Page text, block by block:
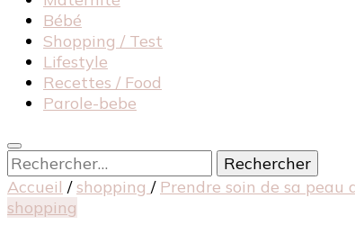
Bébé
Shopping / Test
Lifestyle
Recettes / Food
Parole-bebe
Rechercher :
Accueil / shopping / Prendre soin de sa peau
shopping